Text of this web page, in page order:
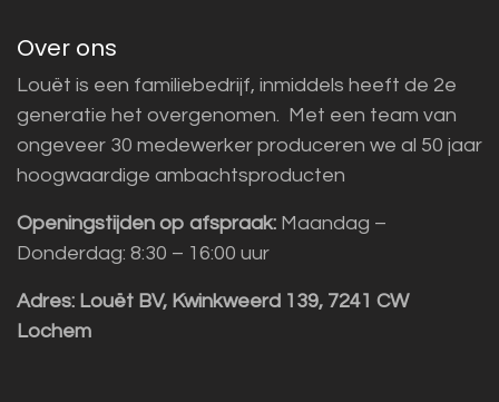
Over ons
Louët is een familiebedrijf, inmiddels heeft de 2e
generatie het overgenomen. Met een team van
ongeveer 30 medewerker produceren we al 50 jaar
hoogwaardige ambachtsproducten
Openingstijden op afspraak: Maandag –
Donderdag: 8:30 – 16:00 uur
Adres: Louët BV, Kwinkweerd 139, 7241 CW
Lochem